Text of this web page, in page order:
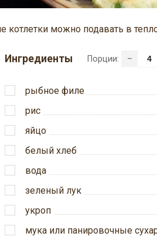
котлетки можно подавать в
Ингредиенты Порции: –
рыбное филе
рис
яйцо
белый хлеб
вода
зеленый лук
укроп
мука или панировочные